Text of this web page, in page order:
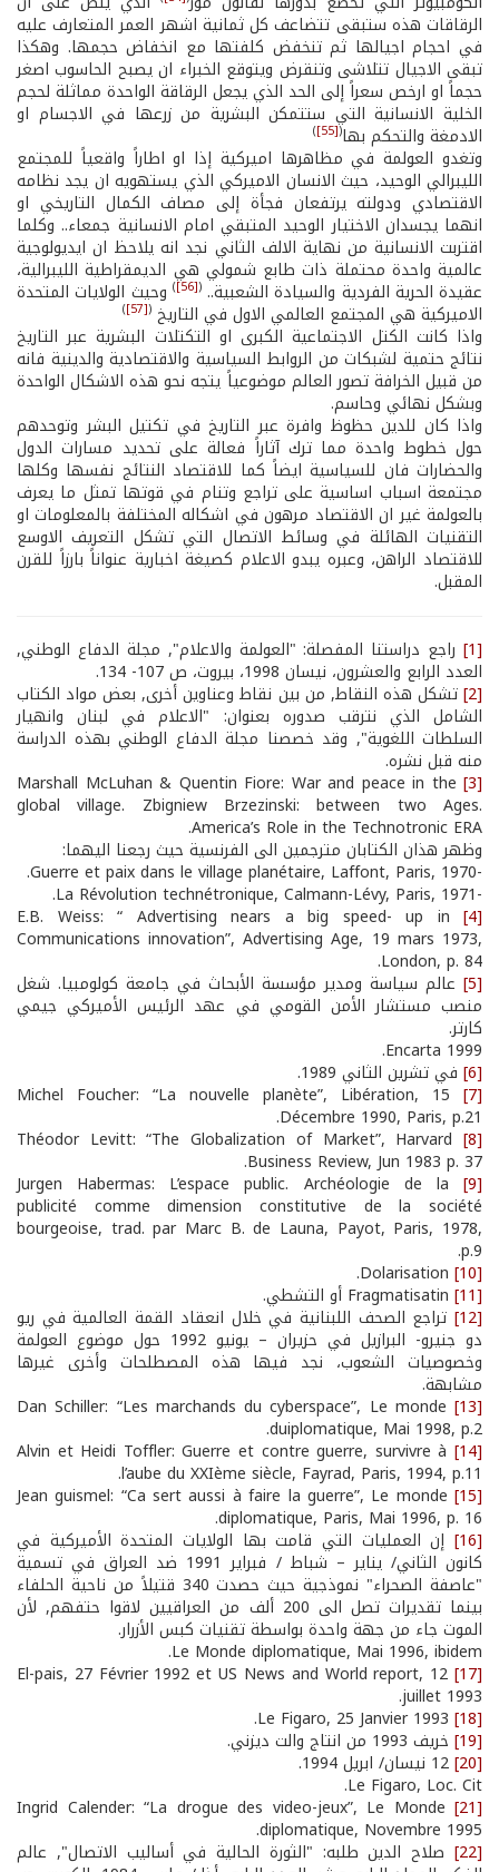
الرقاقات هذه ستبقى تتضاعف كل ثمانية اشهر العمر المتعارف عليه
في احجام اجيالها ثم تنخفض كلفتها مع انخفاض حجمها. وهكذا
تبقى الاجيال تتلاشى وتنقرض ويتوقع الخبراء ان يصبح الحاسوب اصغر
حجماً او ارخص سعراً إلى الحد الذي يجعل الرقاقة الواحدة مماثلة لحجم
الخلية الانسانية التي ستتمكن البشرية من زرعها في الاجسام او
الادمغة والتحكم بها(
[55]
)
وتغدو العولمة في مظاهرها اميركية إذا او اطاراً واقعياً للمجتمع
الليبرالي الوحيد، حيث الانسان الاميركي الذي يستهويه ان يجد نظامه
الاقتصادي ودولته يرتفعان فجأة إلى مصاف الكمال التاريخي او
انهما يجسدان الاختيار الوحيد المتبقي امام الانسانية جمعاء.. وكلما
اقتربت الانسانية من نهاية الالف الثاني نجد انه يلاحظ ان ايديولوجية
عالمية واحدة محتملة ذات طابع شمولي هي الديمقراطية الليبرالية،
عقيدة الحرية الفردية والسيادة الشعبية..(
[56]
) وحيث الولايات المتحدة
الاميركية هي المجتمع العالمي الاول في التاريخ (
[57]
)
واذا كانت الكتل الاجتماعية الكبرى او التكتلات البشرية عبر التاريخ
نتائج حتمية لشبكات من الروابط السياسية والاقتصادية والدينية فانه
من قبيل الخرافة تصور العالم موضوعياً يتجه نحو هذه الاشكال الواحدة
وبشكل نهائي وحاسم.
واذا كان للدين حظوظ وافرة عبر التاريخ في تكتيل البشر وتوحدهم
حول خطوط واحدة مما ترك آثاراً فعالة على تحديد مسارات الدول
والحضارات فان للسياسية ايضاً كما للاقتصاد النتائج نفسها وكلها
مجتمعة اسباب اساسية على تراجع وتنام في قوتها تمثل ما يعرف
بالعولمة غير ان الاقتصاد مرهون في اشكاله المختلفة بالمعلومات او
التقنيات الهائلة في وسائط الاتصال التي تشكل التعريف الاوسع
للاقتصاد الراهن، وعبره يبدو الاعلام كصيغة اخبارية عنواناً بارزاً للقرن
المقبل.
[1] راجع دراستنا المفصلة: "العولمة والاعلام", مجلة الدفاع الوطني,
العدد الرابع والعشرون، نيسان 1998، بيروت، ص 107- 134.
[2] تشكل هذه النقاط, من بين نقاط وعناوين أخرى, بعض مواد الكتاب
الشامل الذي نترقب صدوره بعنوان: "الاعلام في لبنان وانهيار
السلطات اللغوية", وقد خصصنا مجلة الدفاع الوطني بهذه الدراسة
منه قبل نشره.
[3]
Marshall McLuhan & Quentin Fiore: War and peace in the
global village. Zbigniew Brzezinski: between two Ages.
America’s Role in the Technotronic ERA.
وظهر هذان الكتابان مترجمين الى الفرنسية حيث رجعنا اليهما:
-Guerre et paix dans le village planétaire, Laffont, Paris, 1970.
-La Révolution technétronique, Calmann-Lévy, Paris, 1971.
[4]
E.B. Weiss: “ Advertising nears a big speed- up in
Communications innovation”, Advertising Age, 19 mars 1973,
London, p. 84.
[5] عالم سياسة ومدير مؤسسة الأبحاث في جامعة كولومبيا. شغل
منصب مستشار الأمن القومي في عهد الرئيس الأميركي جيمي
كارتر.
Encarta 1999.
[6] في تشرين الثاني 1989.
[7]
Michel Foucher: “La nouvelle planète”, Libération, 15
Décembre 1990, Paris, p.21.
[8]
Théodor Levitt: “The Globalization of Market”, Harvard
Business Review, Jun 1983 p. 37.
[9]
Jurgen Habermas: L’espace public. Archéologie de la
publicité comme dimension constitutive de la société
bourgeoise, trad. par Marc B. de Launa, Payot, Paris, 1978,
p.9.
[10]
[11]
[12] تراجع الصحف اللبنانية في خلال انعقاد القمة العالمية في ريو
دو جنيرو- البرازيل في حزيران – يونيو 1992 حول موضوع العولمة
وخصوصيات الشعوب، نجد فيها هذه المصطلحات وأخرى غيرها
مشابهة.
[13]
Dan Schiller: “Les marchands du cyberspace”, Le monde
duiplomatique, Mai 1998, p.2.
[14]
Alvin et Heidi Toffler: Guerre et contre guerre, survivre à
l’aube du XXIème siècle, Fayrad, Paris, 1994, p.11.
[15]
Jean guismel: “Ca sert aussi à faire la guerre”, Le monde
diplomatique, Paris, Mai 1996, p. 16.
[16] إن العمليات التي قامت بها الولايات المتحدة الأميركية في
كانون الثاني/ يناير – شباط / فبراير 1991 ضد العراق في تسمية
"عاصفة الصحراء" نموذجية حيث حصدت 340 قتيلاً من ناحية الحلفاء
بينما تقديرات تصل الى 200 ألف من العراقيين لاقوا حتفهم, لأن
الموت جاء من جهة واحدة بواسطة تقنيات كبس الأزرار.
Le Monde diplomatique, Mai 1996, ibidem.
[17]
El-pais, 27 Février 1992 et US News and World report, 12
juillet 1993.
[18]
[19] خريف 1993 من انتاج والت ديزني.
[20]
Le Figaro, Loc. Cit.
[21]
Ingrid Calender: “La drogue des video-jeux”, Le Monde
diplomatique, Novembre 1995.
[22] صلاح الدين طلبه: "الثورة الحالية في أساليب الاتصال", عالم